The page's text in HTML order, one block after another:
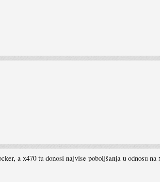
a x470 tu donosi najvise poboljšanja u odnosu